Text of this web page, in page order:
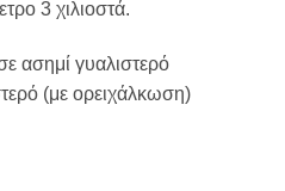
3 χιλιοστά.
ασημί γυαλιστερό
(με ορειχάλκωση)